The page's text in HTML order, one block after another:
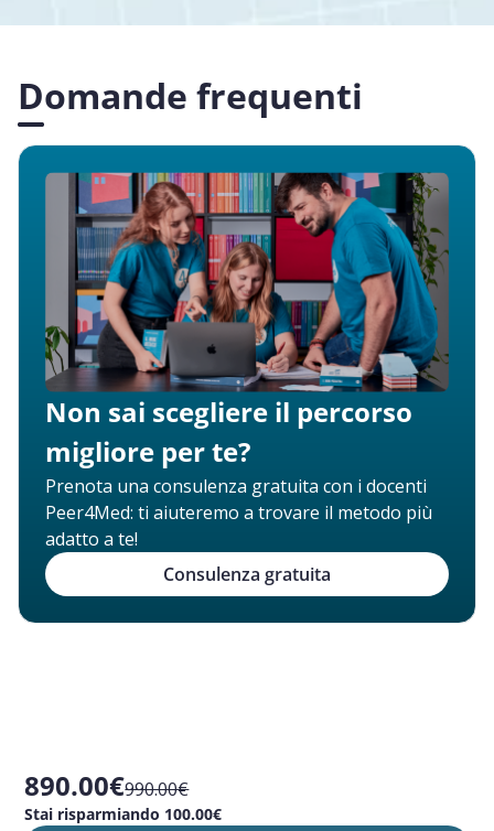
Domande frequenti
Non sai scegliere il percorso
migliore per te?
Prenota una consulenza gratuita con i docenti
Peer4Med: ti aiuteremo a trovare il metodo più
adatto a te!
Consulenza gratuita
890.00€990.00€
Stai risparmiando 100.00€